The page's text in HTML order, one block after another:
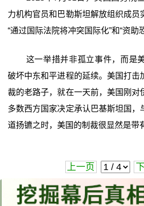
力机构官员和巴勒斯坦解放组织成员
“通过国际法院将冲突国际化”和“资助
这一举措并非孤立事件，而是
破坏中东和平进程的延续。美国打击
裁的老路子，就在一天前，美国刚对
多数西方国家决定承认巴基斯坦国，
道扬镳之时，美国的制裁很显然是带
上一页